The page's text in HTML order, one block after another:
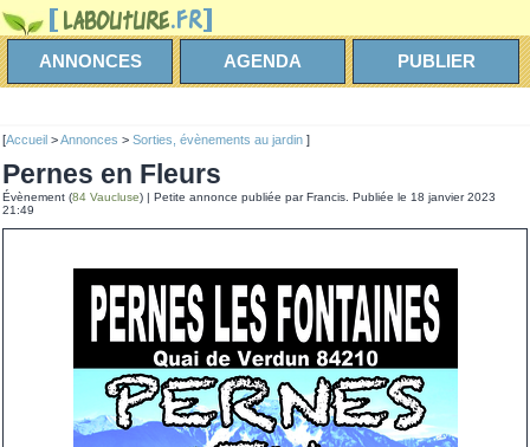
ANNONCES AGENDA PUBLIER
[Accueil >Annonces > Sorties, évènements au jardin ]
Pernes en Fleurs
Évènement (84 Vaucluse) | Petite annonce publiée par Francis. Publiée le 18 janvier 2023
21:49